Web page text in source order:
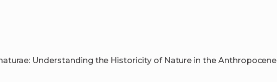
Understanding the Historicity of Nature in the Anthropocene